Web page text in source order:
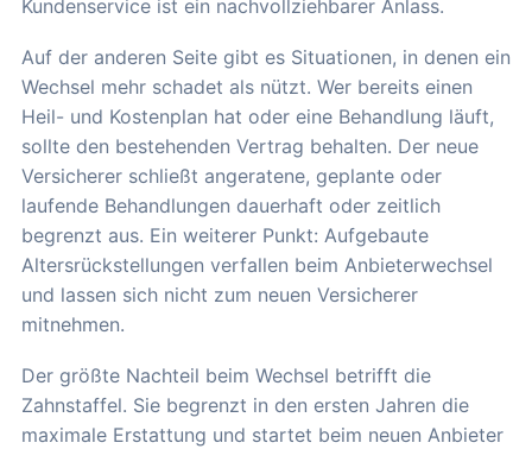
Kundenservice ist ein nachvollziehbarer Anlass.
Auf der anderen Seite gibt es Situationen, in denen ein
Wechsel mehr schadet als nützt. Wer bereits einen
Heil- und Kostenplan hat oder eine Behandlung läuft,
sollte den bestehenden Vertrag behalten. Der neue
Versicherer schließt angeratene, geplante oder
laufende Behandlungen dauerhaft oder zeitlich
begrenzt aus. Ein weiterer Punkt: Aufgebaute
Altersrückstellungen verfallen beim Anbieterwechsel
und lassen sich nicht zum neuen Versicherer
mitnehmen.
Der größte Nachteil beim Wechsel betrifft die
Zahnstaffel. Sie begrenzt in den ersten Jahren die
maximale Erstattung und startet beim neuen Anbieter